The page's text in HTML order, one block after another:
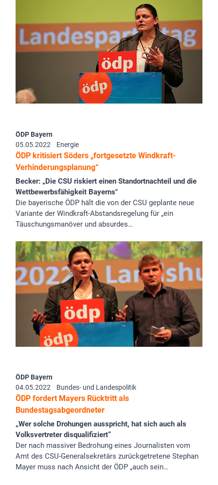
ÖDP Bayern
05.05.2022
Energie
ÖDP kritisiert Söders „fortgesetzte Windkraft-
Verhinderungsplanung“
Becker: „Die CSU riskiert einen Standortnachteil und die
Wettbewerbsfähigkeit Bayerns"
Die bayerische ÖDP hält die von der CSU geplante neue
Variante der Windkraft-Abstandsregelung für „ein
Täuschungsmanöver und absurdes…
ÖDP Bayern
04.05.2022
Bundes- und Landespolitik
ÖDP fordert Mayers Rücktritt als
Bundestagsabgeordneter
„Wer solche Drohungen ausspricht, hat sich auch als
Volksvertreter disqualifiziert“
Der nach massiver Bedrohung eines Journalisten vom
Amt des CSU-Generalsekretärs zurückgetretene Stephan
Mayer muss nach Ansicht der ÖDP „auch sein…